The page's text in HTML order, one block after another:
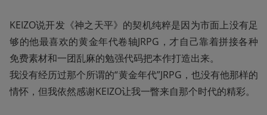
KEIZO说开发《神之天平》的契机纯粹是因为市面上没有足
够的他最喜欢的黄金年代卷轴JRPG，才自己靠着拼接各种
免费素材和一团乱麻的勉强代码把本作打造出来。
我没有经历过那个所谓的“黄金年代”JRPG，也没有他那样的
情怀，但我依然感谢KEIZO让我一瞥来自那个时代的精彩。